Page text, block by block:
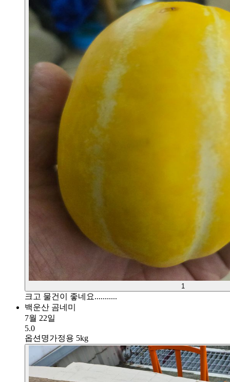
1
크고 물건이 좋네요...........
백운산 곰네미
7월 22일
5.0
옵션명가정용 5kg